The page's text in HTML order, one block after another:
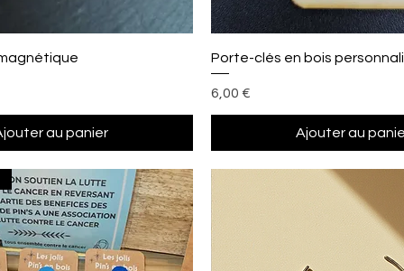
Aperçu rapide
au panier
Aperçu rapide
Porte-clés en bois
Prix
6,00 €
Ajouter au